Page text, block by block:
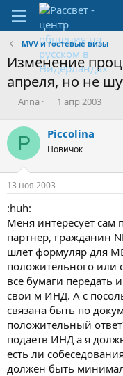
MVV и гостевые визы
Изменение
апреля, но не
А
т
о
р
т
е
м
Anna
Д
а
с
з
и
я
1 апр 2003
P Piccolina
Новичок
13 ноя 2003
:huh:
Меня интересует сам
партнер, гражданин
шлет формуляр для
положительного или
все бумаги передать
свои м ИНД. А с
связана быть по
положительный
подаетв ИНД а я
есть ли
должен быть